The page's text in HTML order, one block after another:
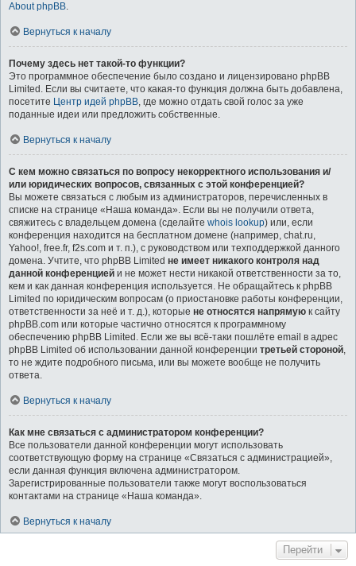
About phpBB.
Вернуться к началу
Почему здесь нет такой-то функции?
Это программное обеспечение было создано и лицензировано phpBB
Limited. Если вы считаете, что какая-то функция должна быть добавлена,
посетите Центр идей phpBB, где можно отдать свой голос за уже
поданные идеи или предложить собственные.
Вернуться к началу
С кем можно связаться по вопросу некорректного использования и/
или юридических вопросов, связанных с этой конференцией?
Вы можете связаться с любым из администраторов, перечисленных в
списке на странице «Наша команда». Если вы не получили ответа,
свяжитесь с владельцем домена (сделайте whois lookup) или, если
конференция находится на бесплатном домене (например, chat.ru,
Yahoo!, free.fr, f2s.com и т. п.), с руководством или техподдержкой данного
домена. Учтите, что phpBB Limited не имеет никакого контроля над
данной конференцией и не может нести никакой ответственности за то,
кем и как данная конференция используется. Не обращайтесь к phpBB
Limited по юридическим вопросам (о приостановке работы конференции,
ответственности за неё и т. д.), которые не относятся напрямую к сайту
phpBB.com или которые частично относятся к программному
обеспечению phpBB Limited. Если же вы всё-таки пошлёте email в адрес
phpBB Limited об использовании данной конференции третьей стороной,
то не ждите подробного письма, или вы можете вообще не получить
ответа.
Вернуться к началу
Как мне связаться с администратором конференции?
Все пользователи данной конференции могут использовать
соответствующую форму на странице «Связаться с администрацией»,
если данная функция включена администратором.
Зарегистрированные пользователи также могут воспользоваться
контактами на странице «Наша команда».
Вернуться к началу
Перейти